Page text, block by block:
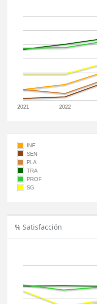
2021 2022
INF
SEN
PLA
TRA
PROF
SG
% Satisfacción